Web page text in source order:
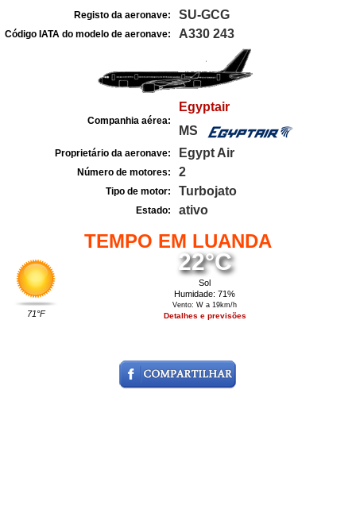
Registo da aeronave: SU-GCG
Código IATA do modelo de aeronave: A330 243
Companhia aérea:
Egyptair
MS
Proprietário da aeronave: Egypt Air
Número de motores: 2
Tipo de motor: Turbojato
Estado: ativo
TEMPO EM LUANDA
71°F
22°C
Sol
Humidade: 71%
Vento: W a 19km/h
Detalhes e previsões